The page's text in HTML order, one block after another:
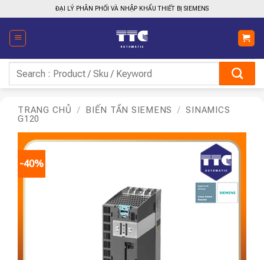
qua
nội
dung
ĐẠI LÝ PHÂN PHỐI VÀ NHẬP KHẨU THIẾT BỊ SIEMENS
kiếm:
TRANG CHỦ / BIẾN TẦN SIEMENS / SINAMICS
G120
-40%